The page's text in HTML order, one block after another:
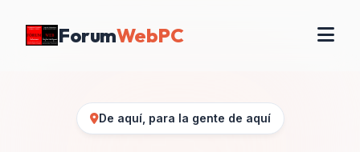
ForumWebPC
De aquí, para la gente de aquí